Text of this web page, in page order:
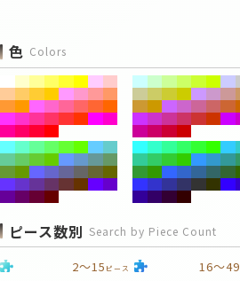
色 Colors
ピース数別 Search by Piece Count
2～15 ピース 16～49